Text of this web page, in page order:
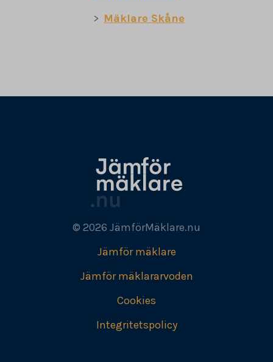
Mäklare Skåne
© 2026 JämförMäklare.nu
Jämför mäklare
Jämför mäklararvoden
Cookies
Integritetspolicy